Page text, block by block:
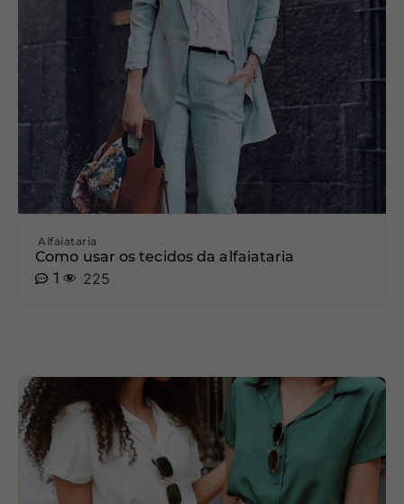
Alfaiataria
Como usar os tecidos da alfaiataria
1
225